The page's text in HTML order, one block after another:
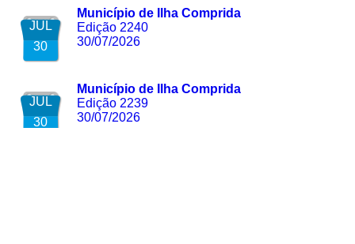
JUL
30
Município de Ilha Comprida
Edição 2240
30/07/2026
JUL
30
Município de Ilha Comprida
Edição 2239
30/07/2026